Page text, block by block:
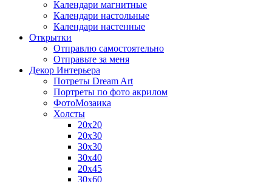
Календари магнитные
Календари настольные
Календари настенные
Открытки
Отправлю самостоятельно
Отправьте за меня
Декор Интерьера
Потреты Dream Art
Портреты по фото акрилом
ФотоМозаика
Холсты
20х20
20х30
30х30
30х40
20х45
30х60